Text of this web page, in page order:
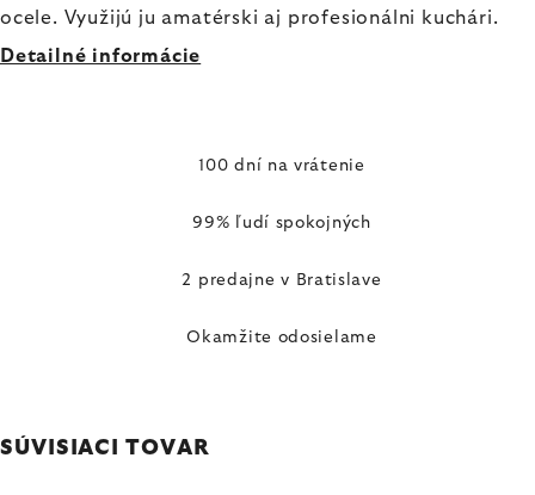
ocele. Využijú ju amatérski aj profesionálni kuchári.
Detailné informácie
100 dní na vrátenie
99% ľudí spokojných
2 predajne v Bratislave
Okamžite odosielame
SÚVISIACI TOVAR